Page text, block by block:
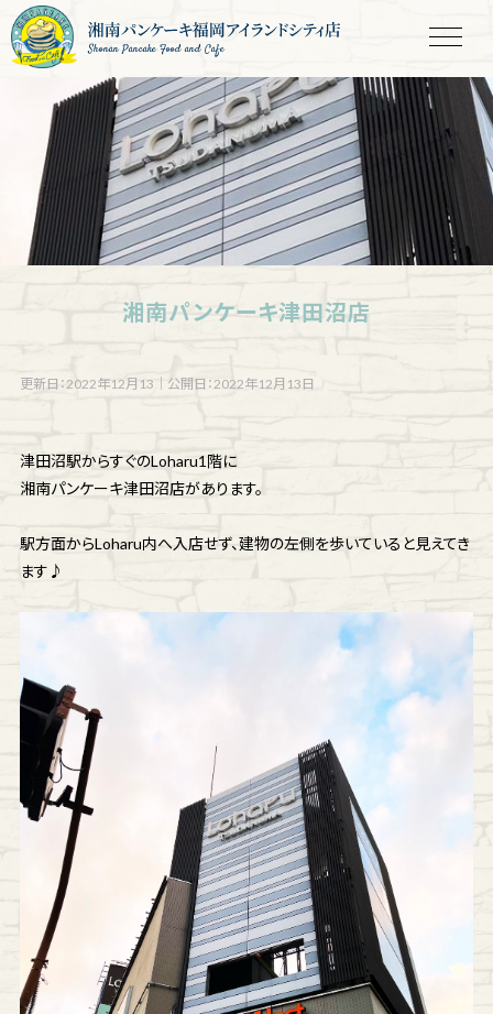
Shonan Pancake Food and Cafe
湘南パンケーキ津田沼店
更新日：2022年12月13 公開日：2022年12月13日
津田沼駅からすぐのLoharu1階に
湘南パンケーキ津田沼店があります。
駅方面からLoharu内へ入店せず、建物の左側を歩いていると見えてき
ます♪